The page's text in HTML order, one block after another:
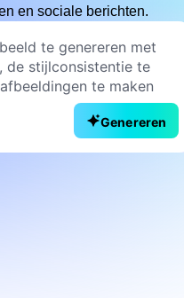
en sociale berichten.
Genereren